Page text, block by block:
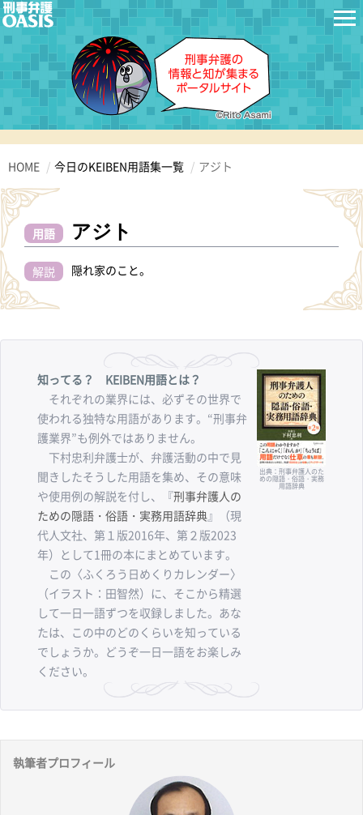
HOME 今日のKEIBEN用語集一覧 アジト
用語 アジト
解説 隠れ家のこと。
知ってる？ KEIBEN用語とは？
それぞれの業界には、必ずその世界で
使われる独特な用語があります。“刑事弁
護業界”も例外ではありません。
下村忠利弁護士が、弁護活動の中で見
聞きしたそうした用語を集め、その意味
や使用例の解説を付し、『刑事弁護人の
ための隠語・俗語・実務用語辞典』（現
代人文社、第１版2016年、第２版2023
年）として1冊の本にまとめています。
この〈ふくろう日めくりカレンダー〉
（イラスト：田智然）に、そこから精選
して一日一語ずつを収録しました。あな
たは、この中のどのくらいを知っている
でしょうか。どうぞ一日一語をお楽しみ
ください。
出典：刑事弁護人のた
めの隠語・俗語・実務
用語辞典
執筆者プロフィール